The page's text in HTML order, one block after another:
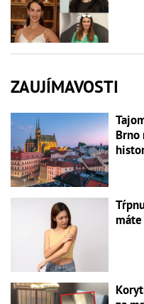
ZAUJÍMAVOSTI
Brno